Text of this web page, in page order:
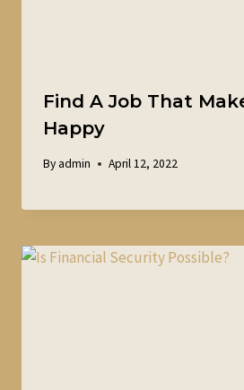
Find A Job That
Happy
Byadmin April 12, 2022